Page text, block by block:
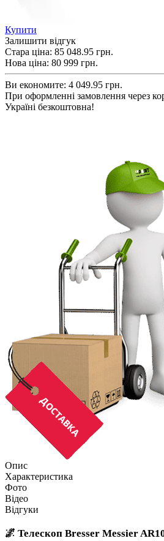
Купити
Залишити відгук
Стара ціна: 85 048.95 грн.
Нова ціна: 80 999 грн.
Ви економите: 4 049.95 грн.
При оформленні замовлення через
Україні безкоштовна!
Опис
Характеристика
Фото
Відео
Відгуки
🌌 Телескоп Bresser Messier